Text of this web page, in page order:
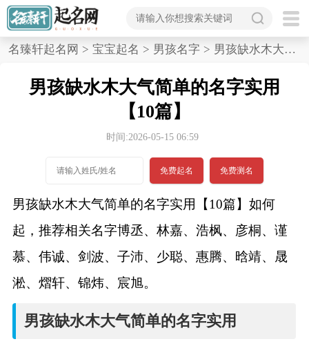
首
名
女孩名字
名臻轩起名网 > 宝宝起名 > 男孩名字 > 男孩缺水木大气简单的名字实用,10篇
男孩缺水木大气简单的名字实用
【10篇】
时间:2026-05-15 06:59
免费起名 免费测名
男孩缺水木大气简单的名字实用【10篇】如何
起，推荐相关名字博丞、林嘉、浩枫、彦桐、谨
慕、伟诚、剑波、子沛、少聪、惠腾、晗靖、晟
淞、熠轩、锦炜、宸旭。
男孩缺水木大气简单的名字实用